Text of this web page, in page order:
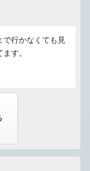
で行かなくても見
す。